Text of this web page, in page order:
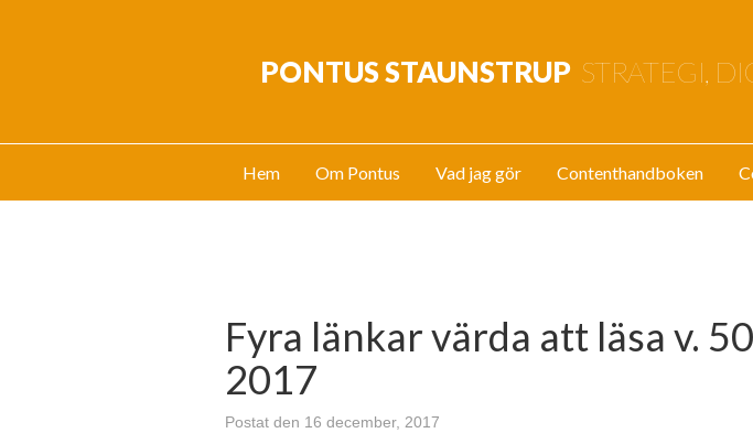
PONTUS STAUNSTRUP STRATEGI,
Hem Om Pontus Vad jag gör Contenthandboken
Fyra länkar värda att läsa v. 50
2017
Postat den 16 december, 2017